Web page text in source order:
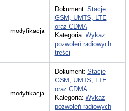
modyfikacja
Dokument: Stacje
GSM, UMTS, LTE
oraz CDMA
Kategoria: Wykaz
pozwoleń radiowych
treści
modyfikacja
Dokument: Stacje
GSM, UMTS, LTE
oraz CDMA
Kategoria: Wykaz
pozwoleń radiowych